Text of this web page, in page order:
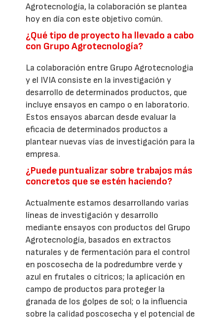
Agrotecnología, la colaboración se plantea
hoy en día con este objetivo común.
¿Qué tipo de proyecto ha llevado a cabo
con Grupo Agrotecnología?
La colaboración entre Grupo Agrotecnologia
y el IVIA consiste en la investigación y
desarrollo de determinados productos, que
incluye ensayos en campo o en laboratorio.
Estos ensayos abarcan desde evaluar la
eficacia de determinados productos a
plantear nuevas vías de investigación para la
empresa.
¿Puede puntualizar sobre trabajos más
concretos que se estén haciendo?
Actualmente estamos desarrollando varias
líneas de investigación y desarrollo
mediante ensayos con productos del Grupo
Agrotecnología, basados en extractos
naturales y de fermentación para el control
en poscosecha de la podredumbre verde y
azul en frutales o cítricos; la aplicación en
campo de productos para proteger la
granada de los golpes de sol; o la influencia
sobre la calidad poscosecha y el potencial de